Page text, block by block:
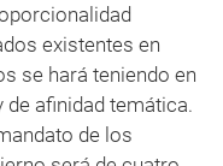
existentes en
se hará teniendo en
afinidad temática.
de los